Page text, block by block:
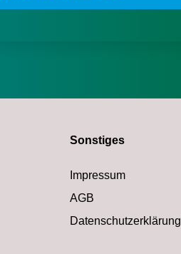
Sonstiges
Impressum
AGB
Datenschutzerklärung